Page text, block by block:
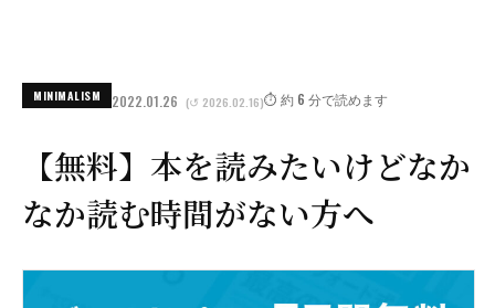
MINIMALISM 2022.01.26 (↺ 2026.02.16)⏱️ 約 6 分で読めます
【無料】本を読みたいけどなか
なか読む時間がない方へ